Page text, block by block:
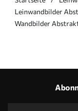
Leinwandbilder
Wandbilder